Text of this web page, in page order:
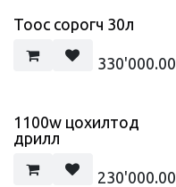
Тоос сорогч 30л
330'000.00
1100w цохилтод
дрилл
230'000.00